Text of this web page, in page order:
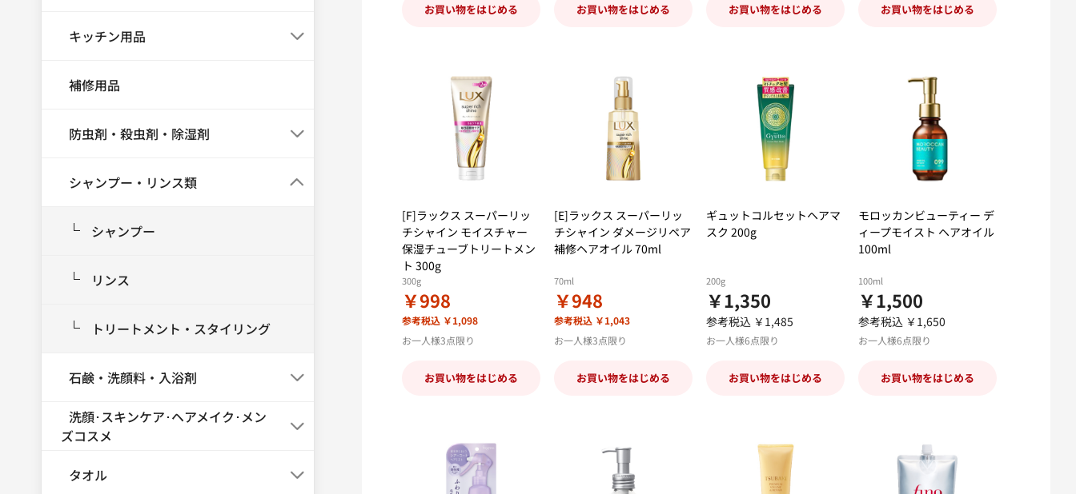
キッチン用品
補修用品
防虫剤・殺虫剤・除湿剤
シャンプー・リンス類
シャンプー
リンス
トリートメント・スタイリング
石鹸・洗顔料・入浴剤
洗顔･スキンケア･ヘアメイク･メン
ズコスメ
タオル
お買い物をはじめる お買い物をはじめる お買い物をはじめる お買い物をはじめる
[F]ラックス スーパーリッ
チシャイン モイスチャー
保湿チューブトリートメン
ト 300g
300g
￥998
参考税込 ￥1,098
お一人様3点限り
お買い物をはじめる
[E]ラックス スーパーリッ
チシャイン ダメージリペア
補修ヘアオイル 70ml
70ml
￥948
参考税込 ￥1,043
お一人様3点限り
お買い物をはじめる
ギュットコルセットヘアマ
スク 200g
200g
￥1,350
参考税込 ￥1,485
お一人様6点限り
お買い物をはじめる
モロッカンビューティー デ
ィープモイスト ヘアオイル
100ml
100ml
￥1,500
参考税込 ￥1,650
お一人様6点限り
お買い物をはじめる